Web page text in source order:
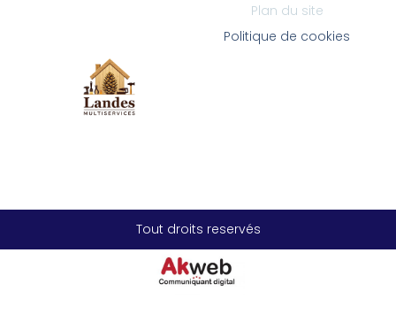
Plan du site
Politique de cookies
Tout droits reservés